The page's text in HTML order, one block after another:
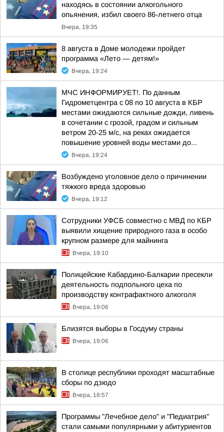
находясь в состоянии алкогольного
опьянения, избил своего 86-летнего отца
Вчера, 19:35
8 августа в Доме молодежи пройдет
программа «Лето — детям!»
Вчера, 19:24
МЧС ИНФОРМИРУЕТ!. По данным
Гидрометцентра с 08 по 10 августа в КБР
местами ожидаются сильные дожди, ливень
в сочетании с грозой, градом и сильным
ветром 20-25 м/с, на реках ожидается
повышение уровней воды местами до...
Вчера, 19:24
Возбуждено уголовное дело о причинении
тяжкого вреда здоровью
Вчера, 19:12
Сотрудники УФСБ совместно с МВД по КБР
выявили хищение природного газа в особо
крупном размере для майнинга
Вчера, 19:10
Полицейские Кабардино-Балкарии пресекли
деятельность подпольного цеха по
производству контрафактного алкоголя
Вчера, 19:06
Близятся выборы в Госдуму страны
Вчера, 19:06
В столице республики проходят масштабные
сборы по дзюдо
Вчера, 18:57
Программы "Лечебное дело" и "Педиатрия"
стали самыми популярными у абитуриентов